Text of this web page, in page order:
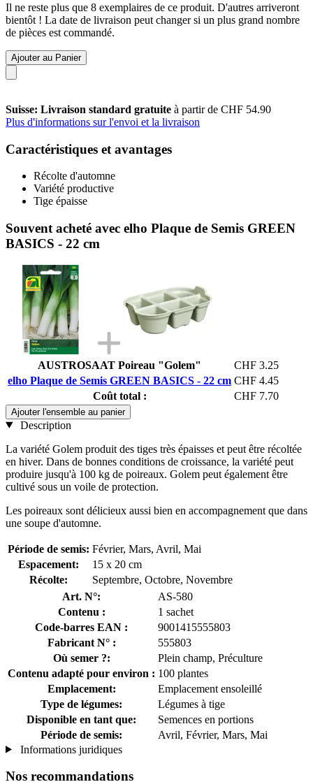
Il ne reste plus que 8 exemplaires de ce produit. D'autres arriveront
bientôt ! La date de livraison peut changer si un plus grand nombre
de pièces est commandé.
Ajouter au Panier
Suisse: Livraison standard gratuite à partir de CHF 54.90
Plus d'informations sur l'envoi et la livraison
Caractéristiques et avantages
Récolte d'automne
Variété productive
Tige épaisse
Souvent acheté avec elho Plaque de Semis GREEN
BASICS - 22 cm
AUSTROSAAT Poireau "Golem"
CHF 3.25
elho Plaque de Semis GREEN BASICS - 22 cm CHF 4.45
Coût total :
CHF 7.70
Ajouter l'ensemble au panier
Description
La variété Golem produit des tiges très épaisses et peut être récoltée
en hiver. Dans de bonnes conditions de croissance, la variété peut
produire jusqu'à 100 kg de poireaux. Golem peut également être
cultivé sous un voile de protection.
Les poireaux sont délicieux aussi bien en accompagnement que dans
une soupe d'automne.
Période de semis: Février, Mars, Avril, Mai
Espacement:
15 x 20 cm
Récolte:
Septembre, Octobre, Novembre
Art. N°:
AS-580
Contenu :
1 sachet
Code-barres EAN :
9001415555803
Fabricant N° :
555803
Où semer ?:
Plein champ, Préculture
Contenu adapté pour environ : 100 plantes
Emplacement:
Emplacement ensoleillé
Type de légumes:
Légumes à tige
Disponible en tant que:
Semences en portions
Période de semis:
Avril, Février, Mars, Mai
Informations juridiques
Nos recommandations